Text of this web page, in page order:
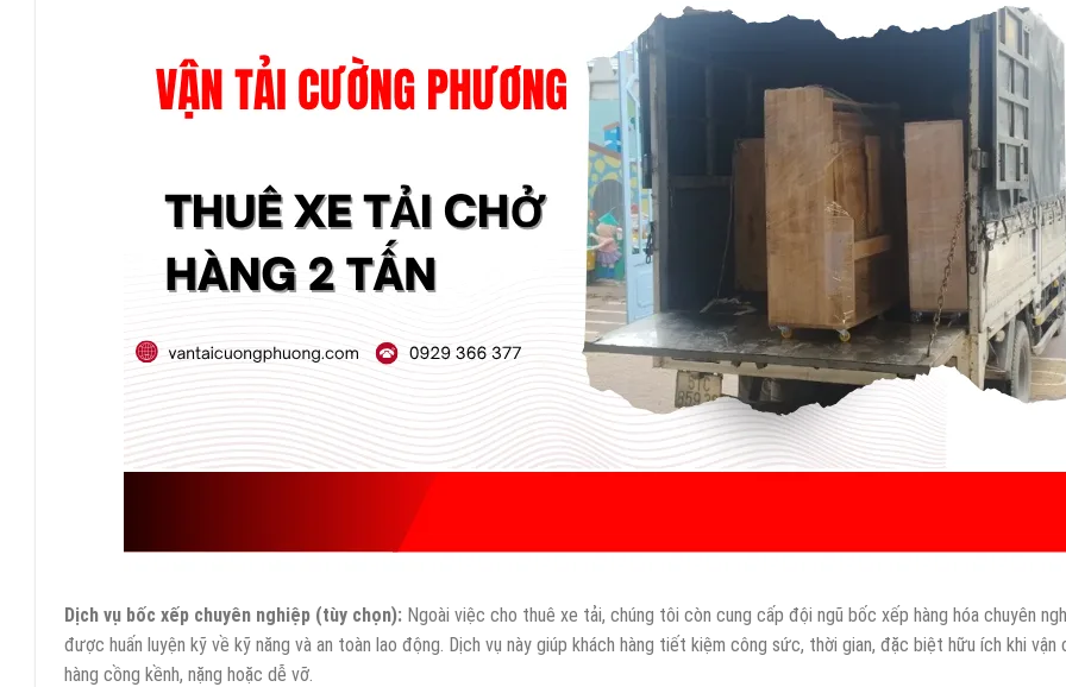
Dịch vụ bốc xếp chuyên nghiệp (tùy chọn): Ngoài việc cho thuê xe tải, chúng tôi còn cung cấp đội ngũ bốc xếp hàng hóa chuyên
được huấn luyện kỹ về kỹ năng và an toàn lao động. Dịch vụ này giúp khách hàng tiết kiệm công sức, thời gian, đặc biệt hữu ích khi vận
hàng cồng kềnh, nặng hoặc dễ vỡ.